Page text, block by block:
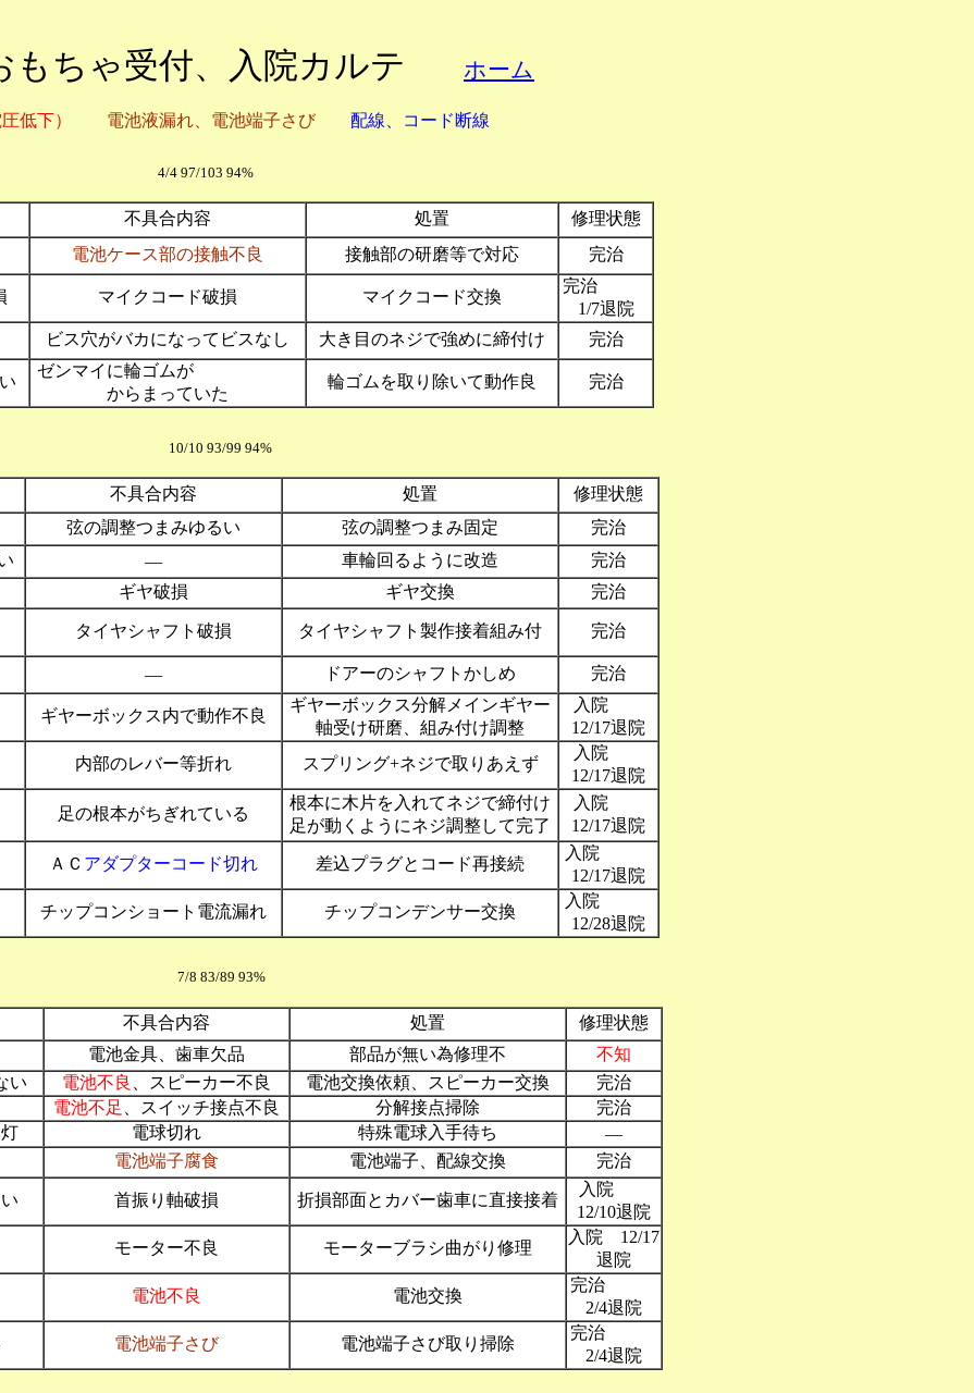
もちゃ受付、入院カルテ ホーム
圧低下） 電池液漏れ、電池端子さび 配線、コード断線
4/4 97/103 94%
不具合内容 処置
修理状態
電池ケース部の接触不良 接触部の研磨等で対応 完治
マイクコード破損 マイクコード交換
完治
1/7退院
ビス穴がバカになってビスなし 大き目のネジで強めに締付け 完治
ゼンマイに輪ゴムが
からまっていた
輪ゴムを取り除いて動作良 完治
ー 10/10 93/99 94%
不具合内容 処置
修理状態
弦の調整つまみゆるい 弦の調整つまみ固定
完治
― 車輪回るように改造
完治
ギヤ破損 ギヤ交換 完治
タイヤシャフト破損 タイヤシャフト製作接着組み付 完治
― ドアーのシャフトかしめ 完治
ギヤーボックス内で動作不良
ギヤーボックス分解メインギヤー
軸受け研磨、組み付け調整
入院
12/17退院
内部のレバー等折れ スプリング+ネジで取りあえず
入院
12/17退院
足の根本がちぎれている
根本に木片を入れてネジで締付け
足が動くようにネジ調整して完了
入院
12/17退院
ＡＣ アダプターコード切れ 差込プラグとコード再接続
入院
12/17退院
チップコンショート電流漏れ チップコンデンサー交換
入院
12/28退院
ー 7/8 83/89 93%
不具合内容 処置
修理状態
電池金具、歯車欠品 部品が無い為修理不
不知
い 電池不良 、スピーカー不良 電池交換依頼、スピーカー交換
完治
電池不足 、スイッチ接点不良 分解接点掃除
完治
電球切れ 特殊電球入手待ち
―
電池端子腐食 電池端子、配線交換 完治
首振り軸破損 折損部面とカバー歯車に直接接着
入院
12/10退院
モーター不良 モーターブラシ曲がり修理
入院 12/17
退院
電池不良 電池交換
完治
2/4退院
電池端子さび 電池端子さび取り掃除
完治
2/4退院